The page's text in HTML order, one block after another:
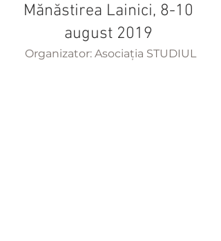
Mănăstirea Lainici, 8-10
august 2019
Organizator: Asociația STUDIUL